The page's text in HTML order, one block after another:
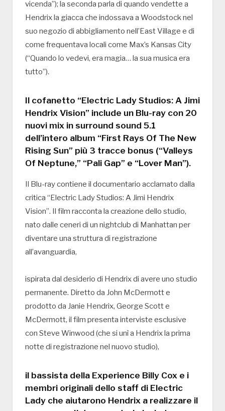
vicenda”); la seconda parla di quando vendette a
Hendrix la giacca che indossava a Woodstock nel
suo negozio di abbigliamento nell’East Village e di
come frequentava locali come Max’s Kansas City
(“Quando lo vedevi, era magia… la sua musica era
tutto”).
Il cofanetto “Electric Lady Studios: A Jimi
Hendrix Vision” include un Blu-ray con 20
nuovi mix in surround sound 5.1
dell’intero album “First Rays Of The New
Rising Sun” più 3 tracce bonus (“Valleys
Of Neptune,” “Pali Gap” e “Lover Man”).
Il Blu-ray contiene il documentario acclamato dalla
critica “Electric Lady Studios: A Jimi Hendrix
Vision”. Il film racconta la creazione dello studio,
nato dalle ceneri di un nightclub di Manhattan per
diventare una struttura di registrazione
all’avanguardia,
ispirata dal desiderio di Hendrix di avere uno studio
permanente. Diretto da John McDermott e
prodotto da Janie Hendrix, George Scott e
McDermott, il film presenta interviste esclusive
con Steve Winwood (che si unì a Hendrix la prima
notte di registrazione nel nuovo studio),
il bassista della Experience Billy Cox e i
membri originali dello staff di Electric
Lady che aiutarono Hendrix a realizzare il